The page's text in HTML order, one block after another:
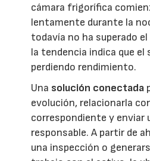
cámara frigorífica
lentamente durante la
todavía no ha superado
la tendencia indica que
perdiendo rendimiento.
Una solución conectada
evolución, relacionarla
correspondiente y enviar
responsable. A partir de
una inspección o